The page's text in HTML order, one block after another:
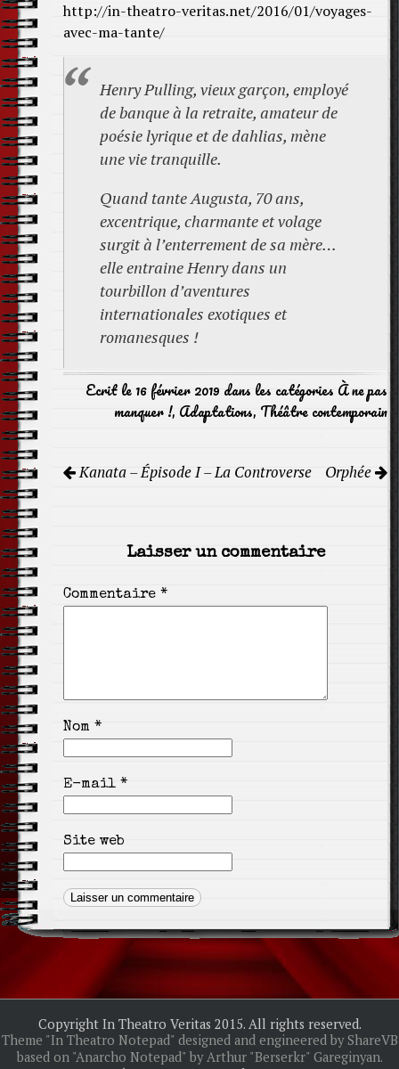
http://in-theatro-veritas.net/2016/01/voyages-
avec-ma-tante/
Henry Pulling, vieux garçon, employé
de banque à la retraite, amateur de
poésie lyrique et de dahlias, mène
une vie tranquille.
Quand tante Augusta, 70 ans,
excentrique, charmante et volage
surgit à l’enterrement de sa mère…
elle entraine Henry dans un
tourbillon d’aventures
internationales exotiques et
romanesques !
Ecrit le 16 février 2019 dans les catégories À ne pas
manquer !, Adaptations, Théâtre contemporain
Navigation
deKanata – Épisode I – La Controverse Orphée
Laisser un commentaire
Commentaire *
Nom *
E-mail *
Site web
Copyright In Theatro Veritas 2015. All rights reserved.
Theme "In Theatro Notepad" designed and engineered by ShareVB
based on "Anarcho Notepad" by Arthur "Berserkr" Gareginyan.